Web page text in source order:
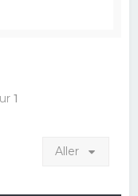
1
Aller